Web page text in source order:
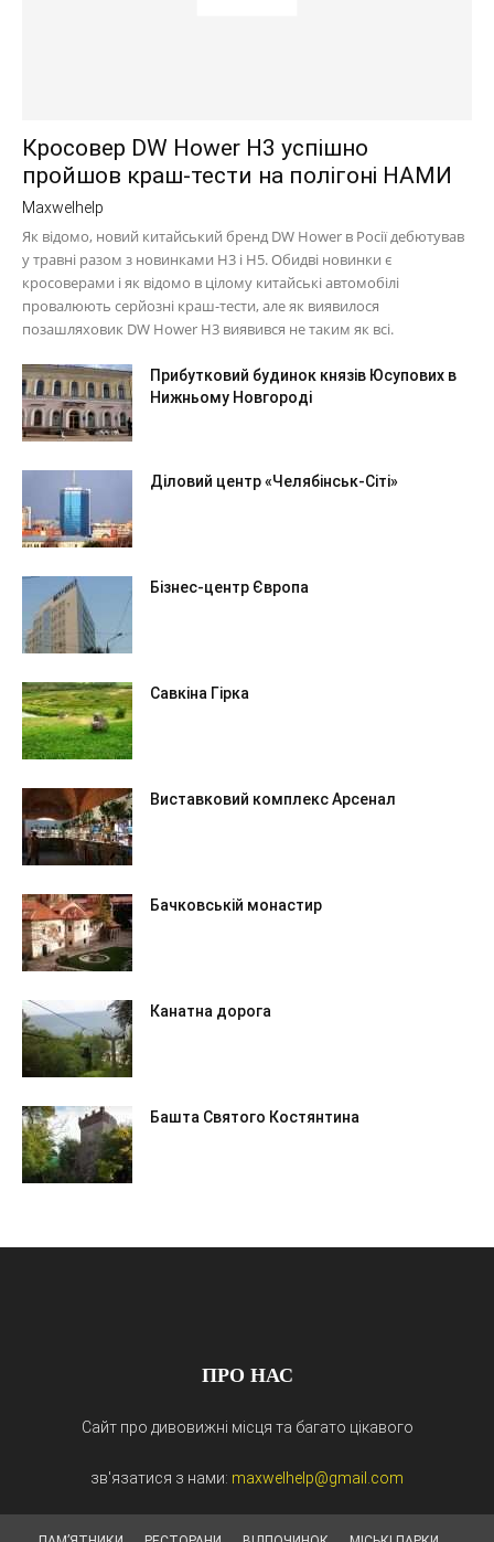
Кросовер DW Hower H3 успішно
пройшов краш-тести на полігоні НАМИ
Maxwelhelp
Як відомо, новий китайський бренд DW Hower в Росії дебютував
у травні разом з новинками H3 і H5. Обидві новинки є
кросоверами і як відомо в цілому китайські автомобілі
провалюють серйозні краш-тести, але як виявилося
позашляховик DW Hower H3 виявився не таким як всі.
Прибутковий будинок князів Юсупових в
Нижньому Новгороді
Діловий центр «Челябінськ-Сіті»
Бізнес-центр Європа
Савкіна Гірка
Виставковий комплекс Арсенал
Бачковській монастир
Канатна дорога
Башта Святого Костянтина
ПРО НАС
Сайт про дивовижні місця та багато цікавого
зв'язатися з нами: maxwelhelp@gmail.com